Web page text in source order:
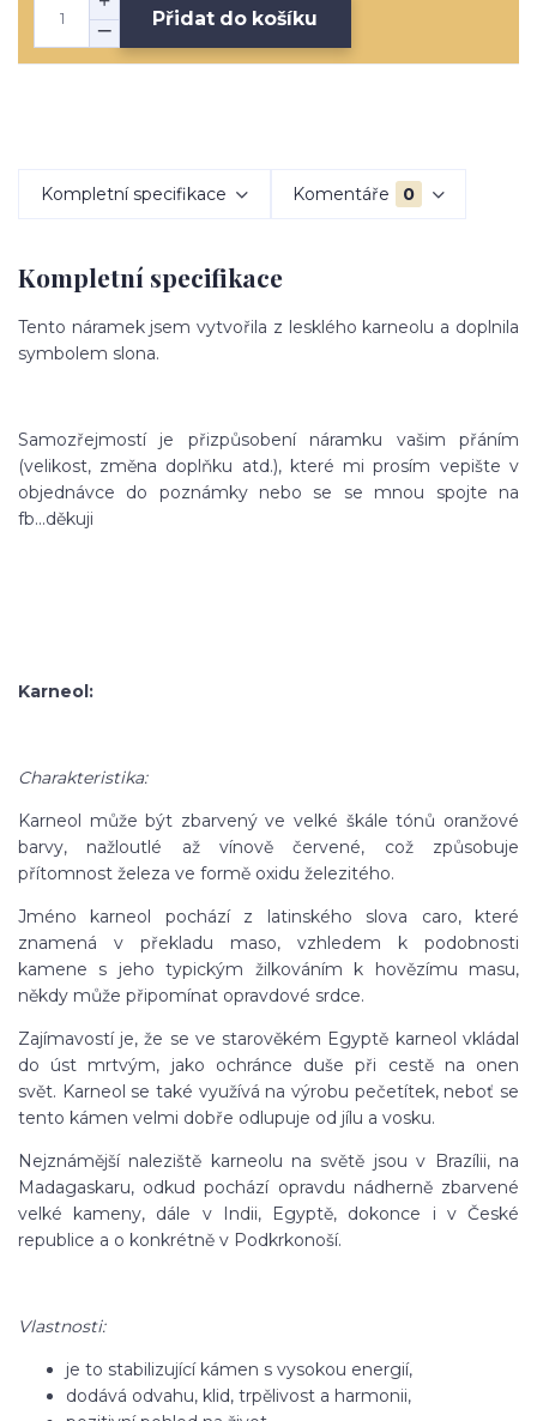
Přidat do košíku
Kompletní specifikace Komentáře 0
Kompletní specifikace
Tento náramek jsem vytvořila z lesklého karneolu a doplnila
symbolem slona.
Samozřejmostí je přizpůsobení náramku vašim přáním
(velikost, změna doplňku atd.), které mi prosím vepište v
objednávce do poznámky nebo se se mnou spojte na
fb...děkuji
Karneol:
Charakteristika:
Karneol může být zbarvený ve velké škále tónů oranžové
barvy, nažloutlé až vínově červené, což způsobuje
přítomnost železa ve formě oxidu železitého.
Jméno karneol pochází z latinského slova caro, které
znamená v překladu maso, vzhledem k podobnosti
kamene s jeho typickým žilkováním k hovězímu masu,
někdy může připomínat opravdové srdce.
Zajímavostí je, že se ve starověkém Egyptě karneol vkládal
do úst mrtvým, jako ochránce duše při cestě na onen
svět. Karneol se také využívá na výrobu pečetítek, neboť se
tento kámen velmi dobře odlupuje od jílu a vosku.
Nejznámější naleziště karneolu na světě jsou v Brazílii, na
Madagaskaru, odkud pochází opravdu nádherně zbarvené
velké kameny, dále v Indii, Egyptě, dokonce i v České
republice a o konkrétně v Podkrkonoší.
Vlastnosti:
je to stabilizující kámen s vysokou energií,
dodává odvahu, klid, trpělivost a harmonii,